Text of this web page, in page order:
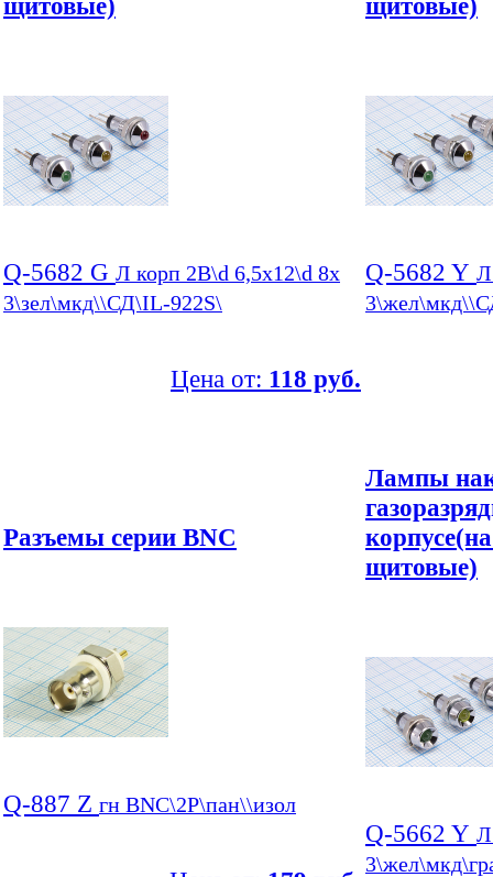
Q-5682 G Л корп 2В\d 6,5x12\d 8x
3\зел\мкд\\СД\IL-922S\
Цена от: 118 руб.
Q-5682 Y Л
Разъемы серии BNC
Q-887 Z гн BNC\2P\пан\\изол
Лампы
щитовые)
Q-5662 Y Л